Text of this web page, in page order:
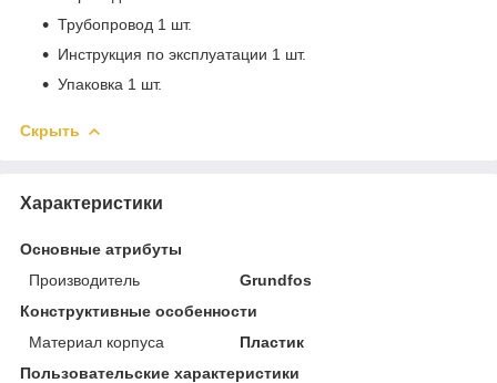
Трубопровод 1 шт.
Инструкция по эксплуатации 1 шт.
Упаковка 1 шт.
Скрыть
Характеристики
Основные атрибуты
Производитель
Grundfos
Конструктивные особенности
Материал корпуса
Пластик
Пользовательские характеристики